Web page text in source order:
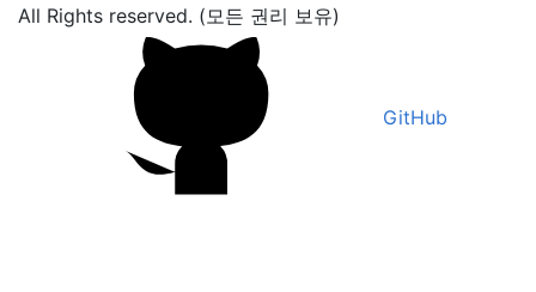
All Rights reserved. (모든 권리 보유)
GitHub